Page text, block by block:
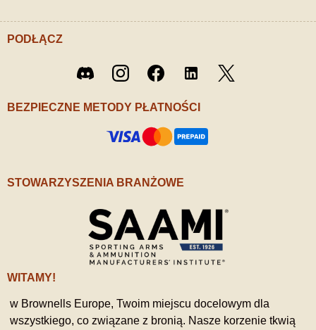
PODŁĄCZ
Discord Instagram Facebook LinkedIn
BEZPIECZNE METODY PŁATNOŚCI
STOWARZYSZENIA BRANŻOWE
WITAMY!
w Brownells Europe, Twoim miejscu docelowym dla
wszystkiego, co związane z bronią. Nasze korzenie tkwią